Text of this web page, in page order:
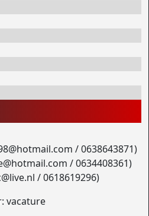
/ 0638643871)
/ 0634408361)
/ 0618619296)
vacature